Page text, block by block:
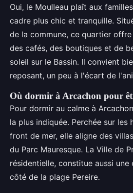
Oui, le Moulleau plaît aux
cadre plus chic et tranquille.
de la commune, ce quartier
des cafés, des boutiques et de
soleil sur le Bassin. Il convient
reposant, un peu à l'écart de
Où dormir à Arcachon pour
Pour dormir au calme à
la plus indiquée. Perchée sur les
front de mer, elle aligne des
du Parc Mauresque. La Ville de
résidentielle, constitue aussi
côté de la plage Pereire.